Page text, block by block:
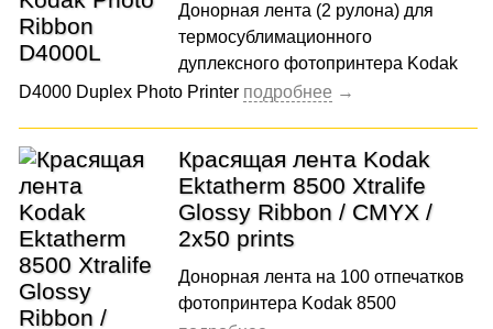
Донорная лента (2 рулона) для
термосублимационного
дуплексного фотопринтера Kodak
D4000 Duplex Photo Printer
Красящая лента Kodak
Ektatherm 8500 Xtralife
Glossy Ribbon / CMYX /
2x50 prints
Донорная лента на 100 отпечатков
фотопринтера Kodak 8500